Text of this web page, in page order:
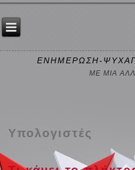
ΕΝΗΜΕΡΩΣΗ-
ΜΕ ΜΙΑ
Υπολογιστές